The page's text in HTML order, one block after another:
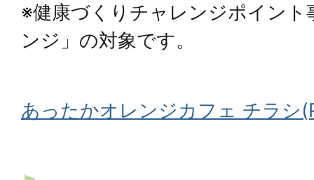
※健康づくりチャレンジポイン
ンジ」の対象です。
あったかオレンジカフェ チラシ